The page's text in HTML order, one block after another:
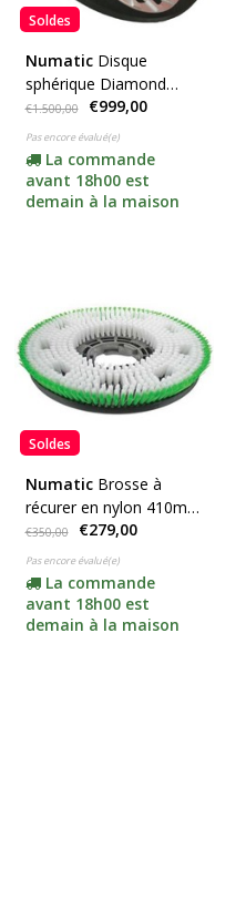
Soldes
Numatic Disque
sphérique Diamond
3x180mm (complet,
adaptateur inclus)
€1.500,00 €999,00
Pas encore évalué(e)
La commande
avant 18h00 est
demain à la maison
Soldes
Numatic Brosse à
récurer en nylon 410mm
(adaptateur inclus)
€350,00 €279,00
Pas encore évalué(e)
La commande
avant 18h00 est
demain à la maison